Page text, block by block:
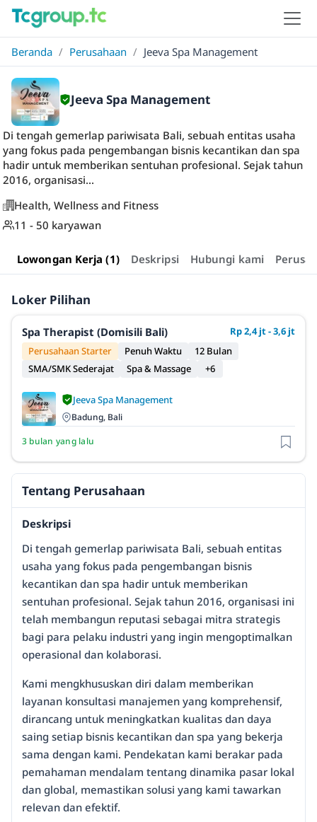
Beranda / Perusahaan / Jeeva Spa Management
Jeeva Spa Management
Di tengah gemerlap pariwisata Bali, sebuah entitas usaha
yang fokus pada pengembangan bisnis kecantikan dan spa
hadir untuk memberikan sentuhan profesional. Sejak tahun
2016, organisasi...
Health, Wellness and Fitness
11 - 50 karyawan
Lowongan Kerja (1) Deskripsi Hubungi kami
Loker Pilihan
Spa Therapist (Domisili Bali)
Rp 2,4 jt - 3,6 jt
Perusahaan Starter
Penuh Waktu
12 Bulan
SMA/SMK Sederajat
Spa & Massage +6
Jeeva Spa Management
Badung, Bali
3 bulan yang lalu
Tentang Perusahaan
Deskripsi
Di tengah gemerlap pariwisata Bali, sebuah entitas
usaha yang fokus pada pengembangan bisnis
kecantikan dan spa hadir untuk memberikan
sentuhan profesional. Sejak tahun 2016, organisasi ini
telah membangun reputasi sebagai mitra strategis
bagi para pelaku industri yang ingin mengoptimalkan
operasional dan kolaborasi.
Kami mengkhususkan diri dalam memberikan
layanan konsultasi manajemen yang komprehensif,
dirancang untuk meningkatkan kualitas dan daya
saing setiap bisnis kecantikan dan spa yang bekerja
sama dengan kami. Pendekatan kami berakar pada
pemahaman mendalam tentang dinamika pasar lokal
dan global, memastikan solusi yang kami tawarkan
relevan dan efektif.